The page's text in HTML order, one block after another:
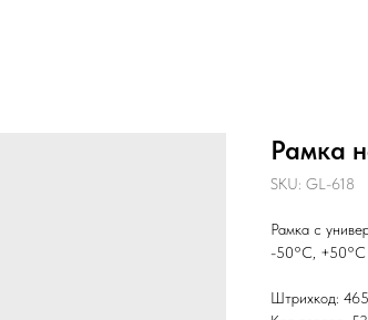
Рамка
SKU: GL-618
Рамка с
-50°C, +50°C
Штрихкод: